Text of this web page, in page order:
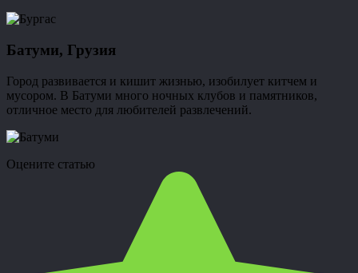
Батуми, Грузия
Город развивается и кишит жизнью, изобилует китчем и
мусором. В Батуми много ночных клубов и памятников,
отличное место для любителей развлечений.
Оцените статью